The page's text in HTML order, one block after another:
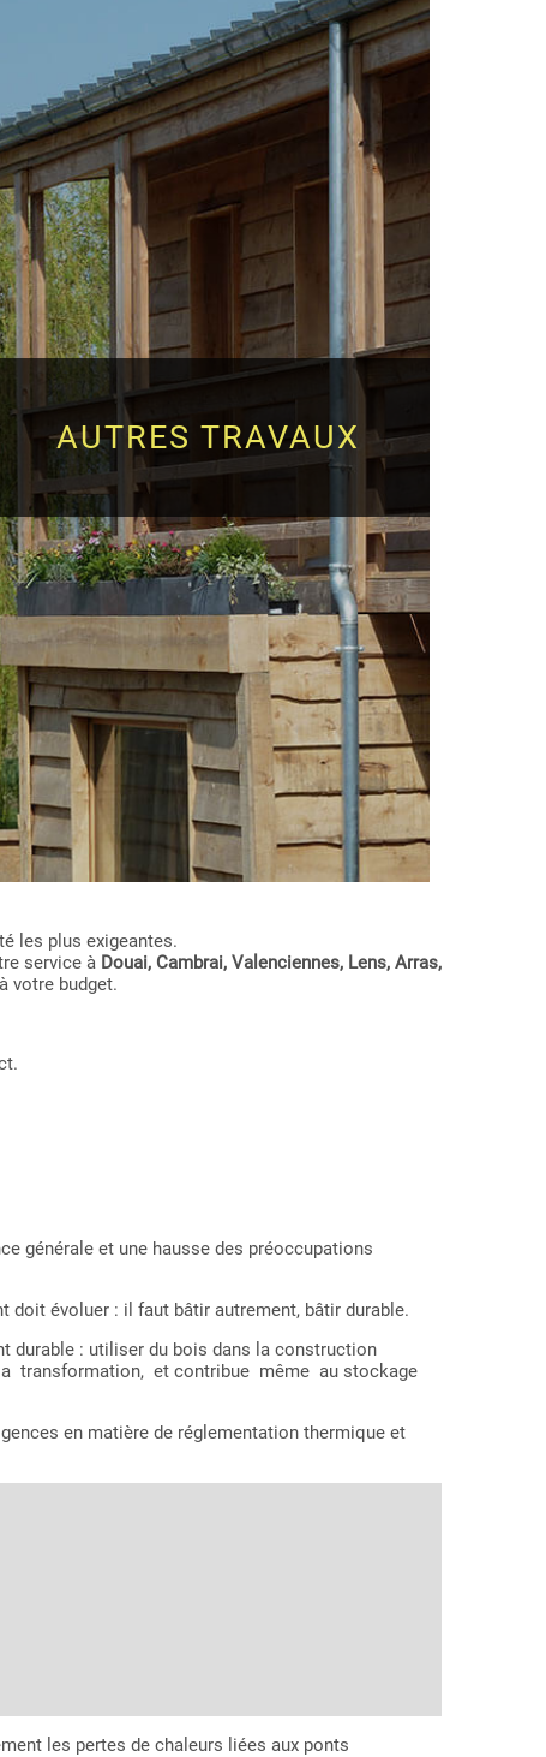
AUTRES TRAVAUX
les plus exigeantes.
service à Douai, Cambrai, Valenciennes, Lens, Arras,
votre budget.
générale et une hausse des préoccupations
doit évoluer : il faut bâtir autrement, bâtir durable.
: utiliser du bois dans la construction
transformation, et contribue même au stockage
en matière de réglementation thermique et
les pertes de chaleurs liées aux ponts